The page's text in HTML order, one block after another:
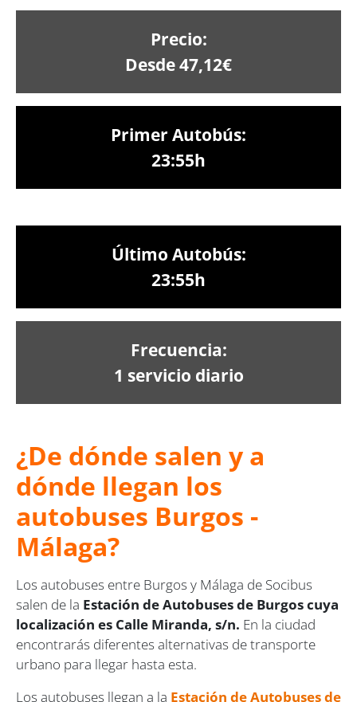
Precio:
Desde 47,12€
Primer Autobús:
23:55h
Último Autobús:
23:55h
Frecuencia:
1 servicio diario
¿De dónde salen y a
dónde llegan los
autobuses Burgos -
Málaga?
Los autobuses entre Burgos y Málaga de Socibus
salen de la Estación de Autobuses de Burgos cuya
localización es Calle Miranda, s/n. En la ciudad
encontrarás diferentes alternativas de transporte
urbano para llegar hasta esta.
Los autobuses llegan a la Estación de Autobuses de